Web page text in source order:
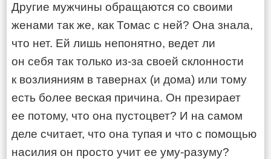
Другие мужчины обращаются со своими
женами так же, как Томас с ней? Она знала,
что нет. Ей лишь непонятно, ведет ли
он себя так только из-за своей склонности
к возлияниям в тавернах (и дома) или тому
есть более веская причина. Он презирает
ее потому, что она пустоцвет? И на самом
деле считает, что она тупая и что с помощью
насилия он просто учит ее уму-разуму?